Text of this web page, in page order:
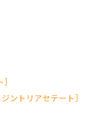
ントリアセテート］